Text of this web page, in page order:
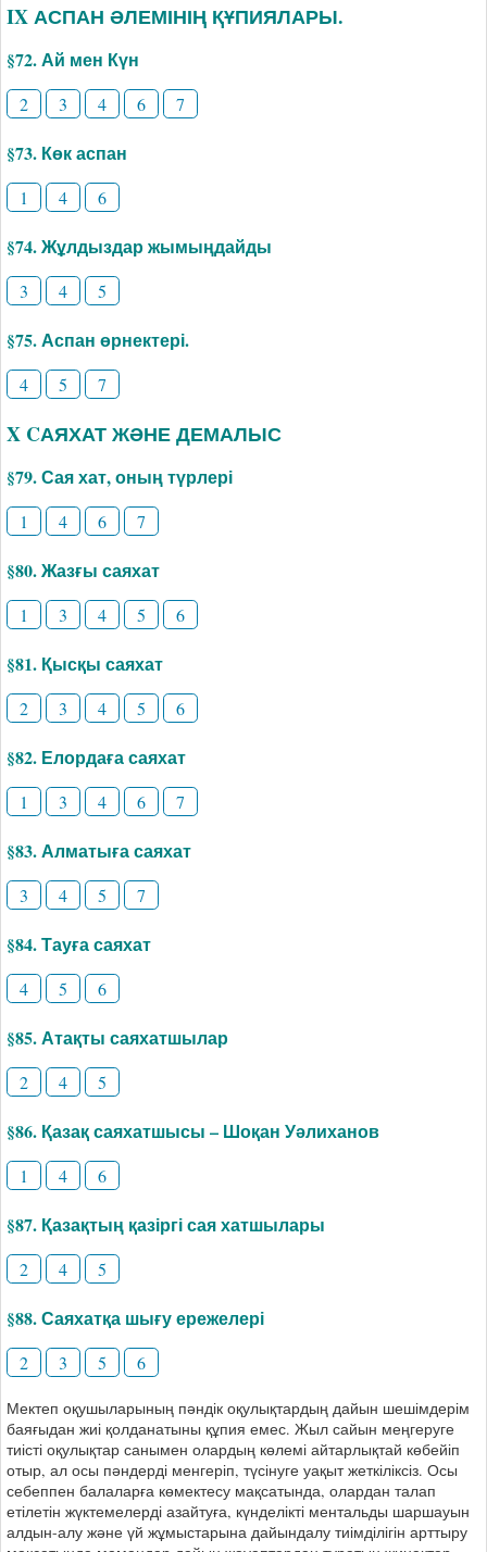
IX АСПАН ӘЛЕМІНІҢ ҚҰПИЯЛАРЫ.
§72. Ай мен Күн
2 3 4 6 7
§73. Көк аспан
1 4 6
§74. Жұлдыздар жымыңдайды
3 4 5
§75. Аспан өрнектері.
4 5 7
X CАЯХАТ ЖӘНЕ ДЕМАЛЫС
§79. Сая хат, оның түрлері
1 4 6 7
§80. Жазғы саяхат
1 3 4 5 6
§81. Қысқы саяхат
2 3 4 5 6
§82. Елордаға саяхат
1 3 4 6 7
§83. Алматыға саяхат
3 4 5 7
§84. Тауға саяхат
4 5 6
§85. Атақты саяхатшылар
2 4 5
§86. Қазақ саяхатшысы – Шоқан Уәлиханов
1 4 6
§87. Қазақтың қазіргі сая хатшылары
2 4 5
§88. Саяхатқа шығу ережелері
2 3 5 6
Мектеп оқушыларының пәндік оқулықтардың дайын шешімдерім
баяғыдан жиі қолданатыны құпия емес. Жыл сайын меңгеруге
тиісті оқулықтар санымен олардың көлемі айтарлықтай көбейіп
отыр, ал осы пәндерді менгеріп, түсінуге уақыт жеткіліксіз. Осы
себеппен балаларға көмектесу мақсатында, олардан талап
етілетін жүктемелерді азайтуға, күнделікті ментальды шаршауын
алдын-алу және үй жұмыстарына дайындалу тиімділігін арттыру